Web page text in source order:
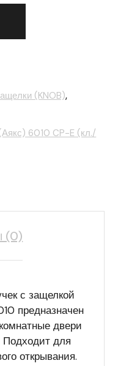
Ajax (Аякс) 6010
(KNOB),
6010 CP-E (кл./
(0)
с защелкой
предназначен
двери
для
открывания.